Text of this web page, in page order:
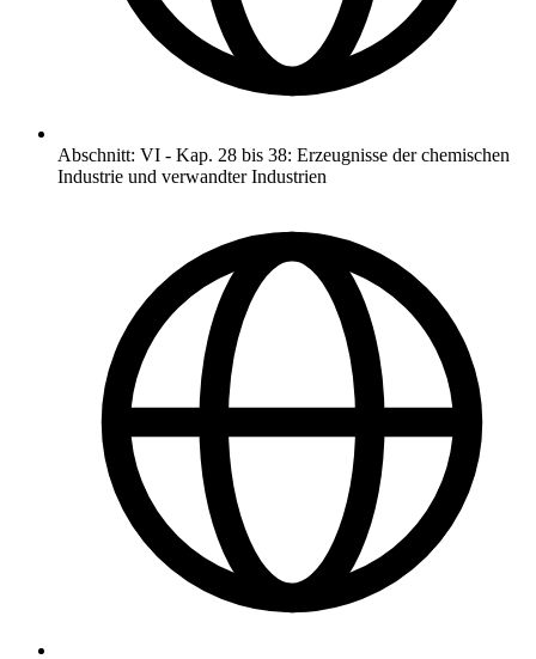
Abschnitt: VI - Kap. 28 bis 38: Erzeugnisse der chemischen
Industrie und verwandter Industrien